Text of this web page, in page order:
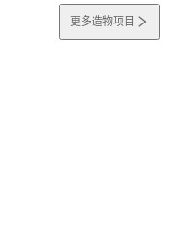
更多造物项目